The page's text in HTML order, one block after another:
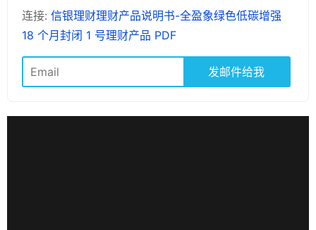
连接: 信银理财理财产品说明书-全盈象绿色低碳增强
18 个月封闭 1 号理财产品 PDF
发邮件给我